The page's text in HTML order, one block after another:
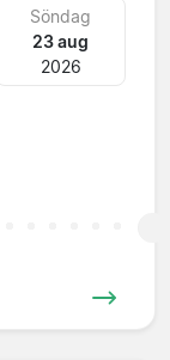
Söndag
23 aug
2026